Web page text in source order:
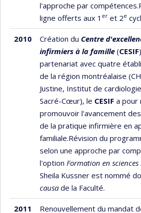
l'approche par
ligne offerts aux 1 er et 2e
2010 Création du Centre
infirmiers à la famille (CESIF
partenariat avec quatre
de la région montréalaise
Justine, Institut de
Sacré-Cœur), le CESIF a pour
promouvoir l'avancement
de la pratique infirmière en
familiale.Révision du
selon une approche par
l'option Formation en
Sheila Kussner est nommé
causa de la Faculté.
2011
Renouvellement du mandat